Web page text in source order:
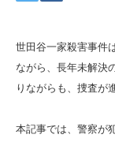
世田谷一家殺害事件
ながら、長年未解決
りながらも、捜査が
本記事では、警察が